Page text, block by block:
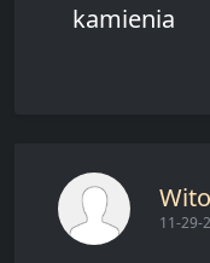
kamienia
11-29-